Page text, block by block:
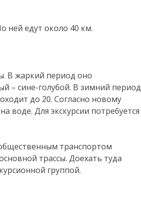
ней едут около 40 км.
В жаркий период оно
– сине-голубой. В зимний период
до 20. Согласно новому
воде. Для экскурсии потребуется
транспортом
трассы. Доехать туда
группой.